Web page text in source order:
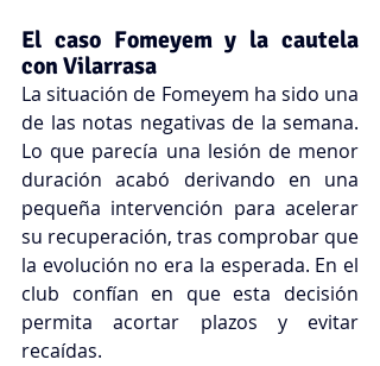
El caso Fomeyem y la cautela
con Vilarrasa
La situación de Fomeyem ha sido una
de las notas negativas de la semana.
Lo que parecía una lesión de menor
duración acabó derivando en una
pequeña intervención para acelerar
su recuperación, tras comprobar que
la evolución no era la esperada. En el
club confían en que esta decisión
permita acortar plazos y evitar
recaídas.